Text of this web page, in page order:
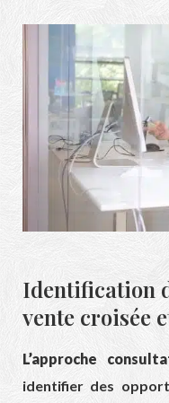
Identification
vente croisée
L’approche
identifier des